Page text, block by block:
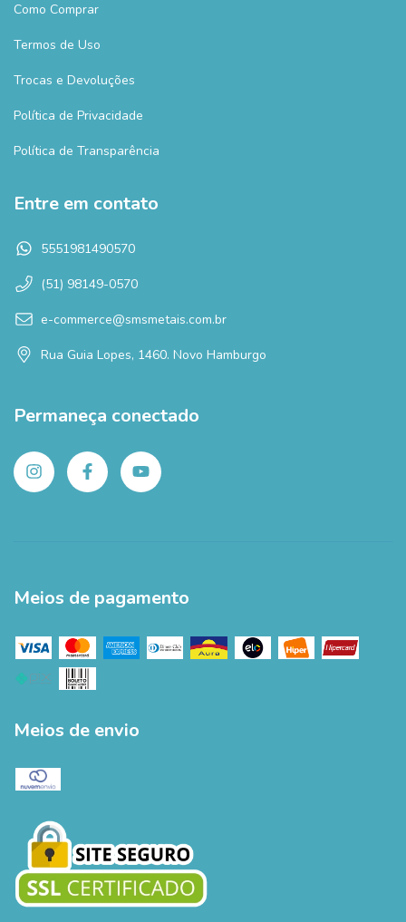
Como Comprar
Termos de Uso
Trocas e Devoluções
Política de Privacidade
Política de Transparência
Entre em contato
5551981490570
(51) 98149-0570
e-commerce@smsmetais.com.br
Rua Guia Lopes, 1460. Novo Hamburgo
Permaneça conectado
Meios de pagamento
Meios de envio